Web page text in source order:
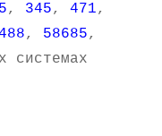
, 345, 471,
, 58685,
системах